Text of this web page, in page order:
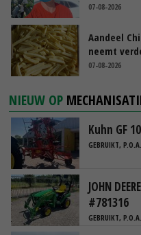
07-08-2026
Aandeel
neemt
07-08-2026
NIEUW OP
Kuhn GF
GEBRUIKT, P.O.A.
JOHN
#781316
GEBRUIKT, P.O.A.